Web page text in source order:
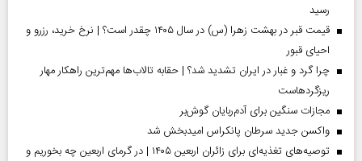
رسید
قیمت قبر در بهشت زهرا (س) در سال ۱۴۰۵ چقدر است؟ | نرخ خرید، رزرو و
احیای قبور
چرا گرد و غبار در ایران تشدید شد؟ | حقابه تالاب‌ها مهم‌ترین راهکار مهار
ریزگردهاست
مجازات سنگین برای آدم‌ربایان گوش‌بر
واکسن جدید سرطان پانکراس امیدبخش شد
توصیه‌های تغذیه‌ای برای زائران اربعین ۱۴۰۵ | در گرمای اربعین چه بخوریم و